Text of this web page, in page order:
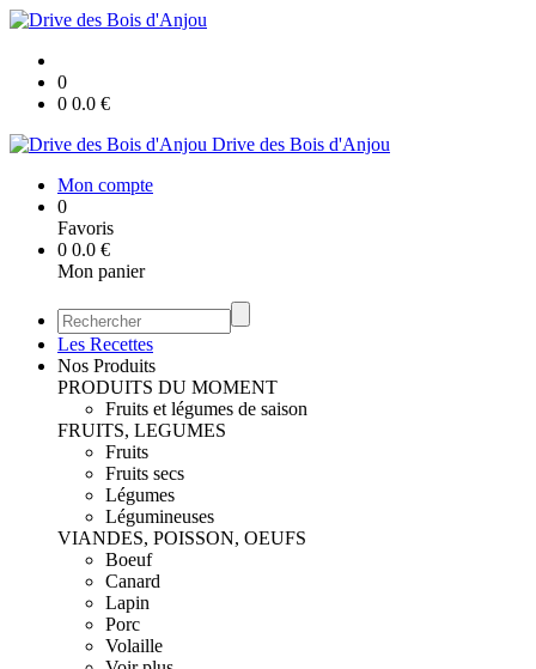
0
0 0.0 €
Drive des Bois d'Anjou
Mon compte
0
Favoris
0 0.0 €
Mon panier
Les Recettes
Nos Produits
PRODUITS DU MOMENT
Fruits et légumes de saison
FRUITS, LEGUMES
Fruits
Fruits secs
Légumes
Légumineuses
VIANDES, POISSON, OEUFS
Boeuf
Canard
Lapin
Porc
Volaille